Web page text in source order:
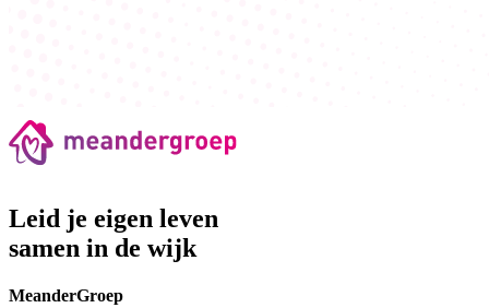
Leid je eigen leven
samen in de wijk
MeanderGroep